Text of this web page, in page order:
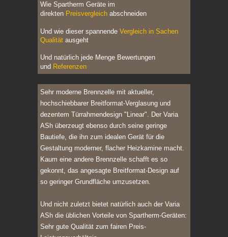
Wie Spartherm Geräte im
direkten Preisvergleich abschneiden
Und wie dieser spannende Vergleich in Sachen
Qualität ausgeht
Und natürlich jede Menge Bewertungen
und Referenzen
Sehr moderne Brennzelle mit aktueller,
hochschiebbarer Breitformat-Verglasung und
dezentem Türrahmendesign "Linear". Der Varia
ASh überzeugt ebenso durch seine geringe
Bautiefe, die ihn zum idealen Gerät für die
Gestaltung moderner, flacher Heizkamine macht.
Kaum eine andere Brennzelle schafft es so
gekonnt, das angesagte Breitformat-Design auf
so geringer Grundfläche umzusetzen.
Und nicht zuletzt bietet natürlich auch der Varia
ASh die üblichen Vorteile von Spartherm-Geräten:
Sehr gute Qualität zum fairen Preis-